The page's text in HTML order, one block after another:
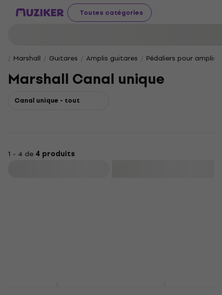
Toutes catégories
Marshall Guitares Amplis guitares Pédaliers pour amplis
Marshall Canal unique
Canal unique - tout
1 - 4 de 4 produits